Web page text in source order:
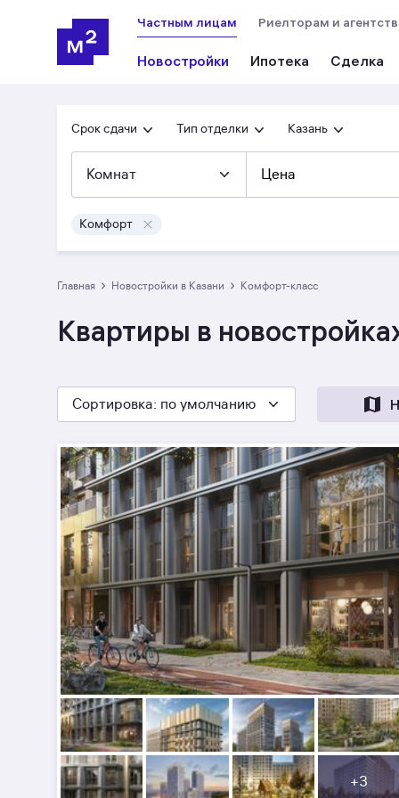
Частным лицам
Новостройки Ипотека Сделка
Риелторам и
Срок сдачи Тип отделки Казань
Комнат Цена
Комфорт
Главная › Новостройки в Казани › комфорт-класс
Квартиры в
Сортировка: по умолчанию
+3